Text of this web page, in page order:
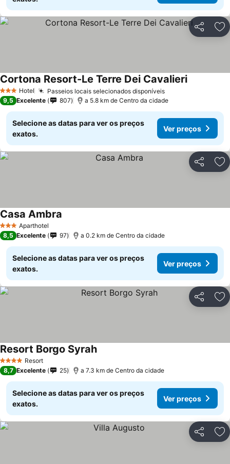
Partilhar
3 EstrelasHotel Passeios locais selecionados disponíveis
Cortona Resort-Le Terre Dei Cavalieri
9,5 Excelente 807 a 5.8 km de Centro da cidade
Selecione as datas para ver os preços
exatos.
Ver preços
Partilhar
3 EstrelasAparthotel
Casa Ambra
8,5 Excelente 97 a 0.2 km de Centro da cidade
Selecione as datas para ver os preços
exatos.
Ver preços
Partilhar
4 EstrelasResort
Resort Borgo Syrah
8,7 Excelente 25 a 7.3 km de Centro da cidade
Selecione as datas para ver os preços
exatos.
Ver preços
Partilhar